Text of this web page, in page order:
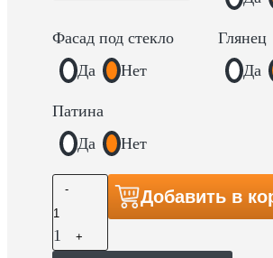
Фасад под стекло
Да
Нет
Глянец
Да
Патина
Да
Нет
-
1 +
Добавить в